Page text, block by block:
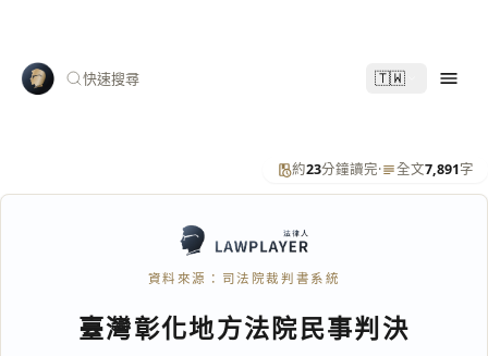
快速搜尋 🇹🇼
約23分鐘讀完· 全文7,891字
資料來源：司法院裁判書系統
臺灣彰化地方法院民事判決